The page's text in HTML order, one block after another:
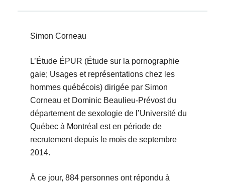
Simon Corneau
L’Étude ÉPUR (Étude sur la pornographie
gaie; Usages et représentations chez les
hommes québécois) dirigée par Simon
Corneau et Dominic Beaulieu-Prévost du
département de sexologie de l’Université du
Québec à Montréal est en période de
recrutement depuis le mois de septembre
2014.
À ce jour, 884 personnes ont répondu à